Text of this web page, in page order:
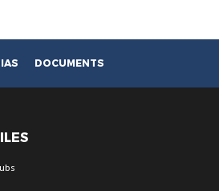
DOCUMENTS